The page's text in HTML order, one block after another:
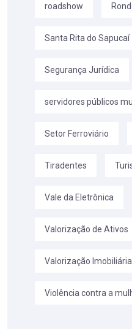
roadshow
Santa Rita do Sapucaí
Segurança Jurídica
servidores públicos
Setor Ferroviário
Tiradentes
Vale da Eletrônica
Valorização de Ativos
Valorização Imobiliária
Violência contra a